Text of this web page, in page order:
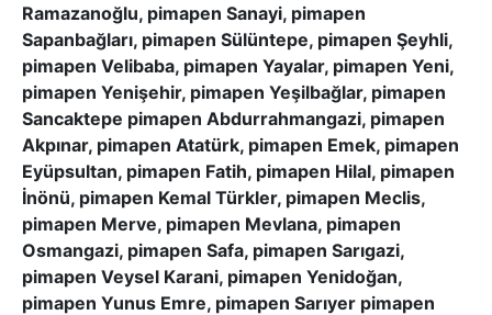
Ramazanoğlu, pimapen Sanayi, pimapen
Sapanbağları, pimapen Sülüntepe, pimapen Şeyhli,
pimapen Velibaba, pimapen Yayalar, pimapen Yeni,
pimapen Yenişehir, pimapen Yeşilbağlar, pimapen
Sancaktepe pimapen Abdurrahmangazi, pimapen
Akpınar, pimapen Atatürk, pimapen Emek, pimapen
Eyüpsultan, pimapen Fatih, pimapen Hilal, pimapen
İnönü, pimapen Kemal Türkler, pimapen Meclis,
pimapen Merve, pimapen Mevlana, pimapen
Osmangazi, pimapen Safa, pimapen Sarıgazi,
pimapen Veysel Karani, pimapen Yenidoğan,
pimapen Yunus Emre, pimapen Sarıyer pimapen